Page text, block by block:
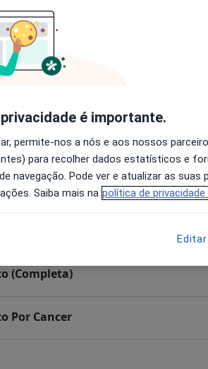
Cirurgião
Pesquisar outra especialidade
(Completa)
Por Cancer
é importante.
permite-nos a nós e aos nossos
para recolher dados estatísticos e
navegação. Pode ver e atualizar as
Saiba mais na política de